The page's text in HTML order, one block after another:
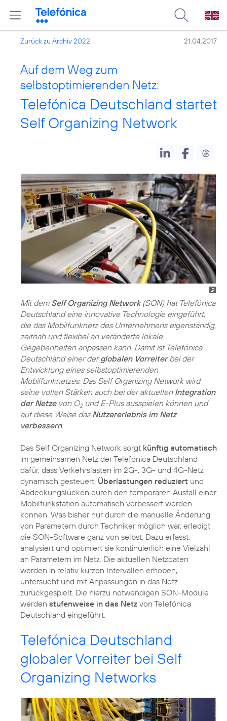
Zurück zu Archiv 2022 21.04.2017
Auf dem Weg zum
selbstoptimierenden Netz:
Telefónica Deutschland startet
Self Organizing Network
Mit dem Self Organizing Network(SON) hat Telefónica
Deutschland eine innovative Technologie eingeführt,
die das Mobilfunknetz des Unternehmens eigenständig,
zeitnah und flexibel an veränderte lokale
Gegebenheiten anpassen kann. Damit ist Telefónica
Deutschland einer derglobalen Vorreiterbei der
Entwicklung eines selbstoptimierenden
Mobilfunknetzes. Das Self Organizing Network wird
seine vollen Stärken auch bei der aktuellen Integration
der Netzevon O2und E-Plus ausspielen können und
auf diese Weise das Nutzererlebnis im Netz
verbessern.
Das Self Organizing Network sorgt künftig automatisch
im gemeinsamen Netz der Telefónica Deutschland
dafür, dass Verkehrslasten im 2G-, 3G- und 4G-Netz
dynamisch gesteuert, Überlastungen reduziert und
Abdeckungslücken durch den temporären Ausfall einer
Mobilfunkstation automatisch verbessert werden
können. Was bisher nur durch die manuelle Änderung
von Parametern durch Techniker möglich war, erledigt
die SON-Software ganz von selbst. Dazu erfasst,
analysiert und optimiert sie kontinuierlich eine Vielzahl
an Parametern im Netz. Die aktuellen Netzdaten
werden in relativ kurzen Intervallen erhoben,
untersucht und mit Anpassungen in das Netz
zurückgespielt. Die hierzu notwendigen SON-Module
werden stufenweise in das Netz von Telefónica
Deutschland eingeführt.
Telefónica Deutschland
globaler Vorreiter bei Self
Organizing Networks